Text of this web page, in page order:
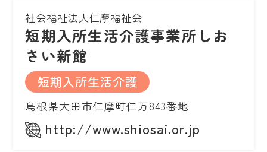
社会福祉法人仁摩福祉会
短期入所生活介護事業所しお
さい新館
短期入所生活介護
島根県大田市仁摩町仁万843番地
http://www.shiosai.or.jp